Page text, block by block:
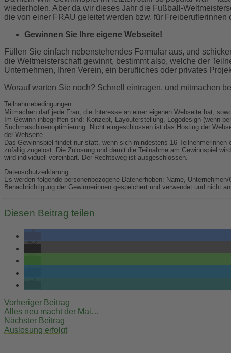
wiederholen. Aber da wir dieses Jahr die Fußball-
die von einer FRAU geleitet werden bzw. für
Gewinnen Sie Ihre eigene Webseite!
Füllen Sie einfach nebenstehendes Formular aus, und
die Weltmeisterschaft gewinnt, bestimmt also, welche der
Unternehmen, Ihren Verein, ein berufliches oder privates
Worauf warten Sie noch? Schnell eintragen, und mitmachen
Teilnahmebedingungen:
Mitmachen darf jede Frau, die Interesse an einer eigenen Webseite hat,
Im Gewinn inbegriffen sind: Konzept, Layouterstellung, Logodesign (wenn
Suchmaschinenoptimierung. Nicht eingeschlossen ist das Hosting der
der Webseite.
Das Gewinnspiel findet nur statt, wenn sich mindestens 16
zufällig zugelost. Die Zulosung und damit die Teilnahme am Gewinnspiel
wird individuell vereinbart. Der Rechtsweg ist ausgeschlossen.
Datenschutzerklärung:
Es werden folgende personenbezogene Datenerhoben: Name,
Benachrichtigung der Gewinnerinnen gespeichert und verwendet und nicht
Diesen Beitrag teilen
Post
navigation
Vorheriger Beitrag
Alles neu macht der Mai…
Nächster Beitrag
Auslosung erfolgt